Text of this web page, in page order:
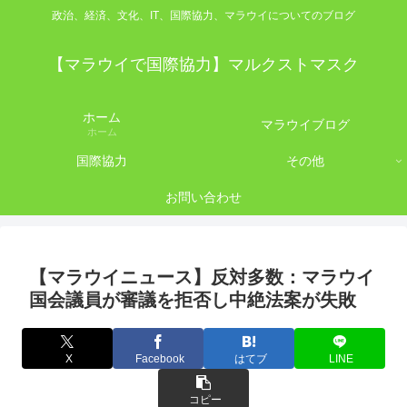
政治、経済、文化、IT、国際協力、マラウイについてのブログ
【マラウイで国際協力】マルクストマスク
ホーム
ホーム マラウイブログ
国際協力 その他
お問い合わせ
【マラウイニュース】反対多数：マラウイ
国会議員が審議を拒否し中絶法案が失敗
X Facebook はてブ LINE
コピー